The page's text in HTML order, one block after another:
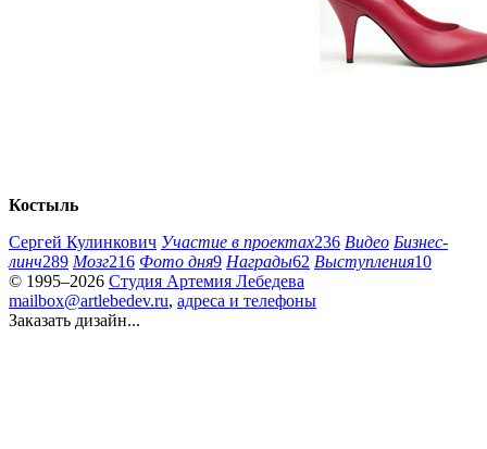
Костыль
Сергей Кулинкович Участие в проектах236 Видео Бизнес-
линч289 Мозг216 Фото дня9 Награды62 Выступления10
© 1995–2026 Студия Артемия Лебедева
mailbox@artlebedev.ru, адреса и телефоны
Заказать дизайн...